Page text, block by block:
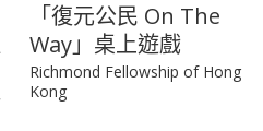
「復元公民 On The
Way」桌上遊戲
Richmond Fellowship of Hong
Kong